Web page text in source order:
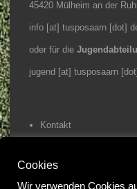
45420 Mülheim an der
info [at] tusposaarn [dot]
oder für die
jugend [at] tusposaarn
Kontakt
Home
Cookies
Wir verwenden Cookies